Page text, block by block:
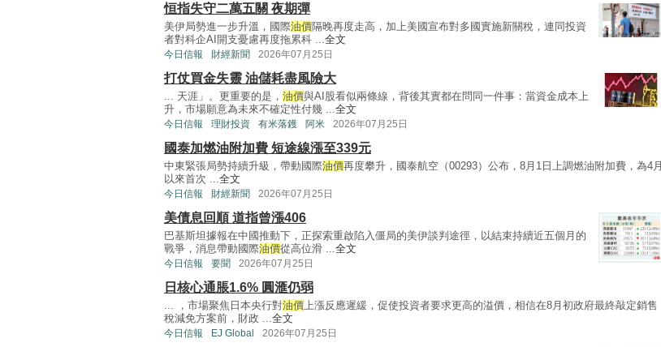
恒指失守二萬五關 夜期彈
美伊局勢進一步升溫，國際油價隔晚再度走高，加上美國宣布對多國實施新關稅，連同投資
者對科企AI開支憂慮再度拖累科 ... 全文
今日信報 財經新聞 2026年07月25日
打仗買金失靈 油儲耗盡風險大
... 天涯」。更重要的是， 油價與AI股看似兩條線，背後其實都在問同一件事：當資金成本上
升，市場願意為未來不確定性付幾 ... 全文
今日信報 理財投資 有米落鑊 阿米 2026年07月25日
國泰加燃油附加費 短途線漲至339元
中東緊張局勢持續升級，帶動國際油價再度攀升，國泰航空（00293）公布，8月1日上調燃油附加費，為4月
以來首次 ... 全文
今日信報 財經新聞 2026年07月25日
美債息回順 道指曾漲406
巴基斯坦據報在中國推動下，正探索重啟陷入僵局的美伊談判途徑，以結束持續近五個月的
戰爭，消息帶動國際油價從高位滑 ... 全文
今日信報 要聞 2026年07月25日
日核心通脹1.6% 圓滙仍弱
... ，市場聚焦日本央行對油價 上漲反應遲緩，促使投資者要求更高的溢價，相信在8月初政府最終敲定銷售
稅減免方案前，財政 ... 全文
今日信報 EJ Global 2026年07月25日